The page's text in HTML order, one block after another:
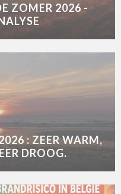
ZOMER 2026 -
: ZEER WARM,
DROOG.